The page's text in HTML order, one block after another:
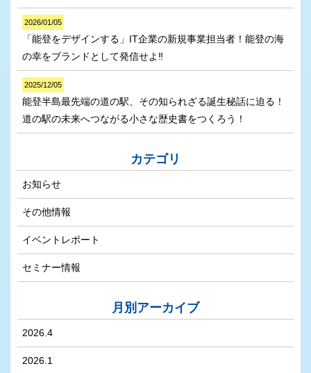
2026/01/05
「能登をデザインする」IT企業の新規事業担当者！能登の海
の幸をブランドとして発信せよ‼
2025/12/05
能登半島最先端の道の駅、その知られざる誕生秘話に迫る！
道の駅の未来へつながる小さな歴史書をつくろう！
カテゴリ
お知らせ
その他情報
イベントレポート
セミナー情報
月別アーカイブ
2026.4
2026.1